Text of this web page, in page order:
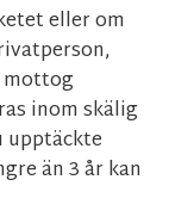
eller om
inom skälig
upptäckte
än 3 år kan